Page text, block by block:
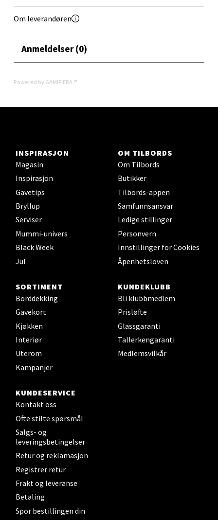
Om leverandøren
Anmeldelser (0)
Powered by GAMIFIERA.®
INSPIRASJON
Magasin
Inspirasjon
Gavetips
Bryllup
Serviser
Mummi-univers
Black Week
Jul
OM TILBORDS
Om Tilbords
Butikker
Tilbords-appen
Samfunnsansvar
Ledige stillinger
Personvern
Innstillinger for Cookies
Åpenhetsloven
SORTIMENT
Borddekking
Gavekort
Kjøkken
Interiør
Uterom
Kampanjer
KUNDEKLUBB
Bli klubbmedlem
Prisløfte
Glassgaranti
Tallerkengaranti
Medlemsvilkår
KUNDESERVICE
Kontakt oss
Ofte stilte spørsmål
Salgs- og
leveringsbetingelser
Retur og reklamasjon
Registrer retur
Frakt og leveranse
Betaling
Spor bestillingen din
Stavanger og Sandnes - Thon
Åpent i dag 10-20
Velg
Levanger - Magneten
Moafjæra 14, 7606 Levanger
Åpent i dag 10-20
0 i butikk
Mandal - Alti Mandal
Skarvøyveien 55, 4517 Mandal
Åpent i dag 10-20
0 i butikk
Mo i Rana - Thon Senter Mo i
Rana
Fridtjof Nansensgate 22, 8622 Mo i Rana
Åpent i dag 09-19
0 i butikk